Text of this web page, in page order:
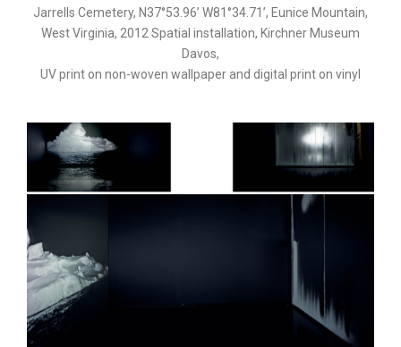
Jarrells Cemetery, N37°53.96’ W81°34.71’, Eunice Mountain,
West Virginia, 2012 Spatial installation, Kirchner Museum
Davos,
UV print on non-woven wallpaper and digital print on vinyl